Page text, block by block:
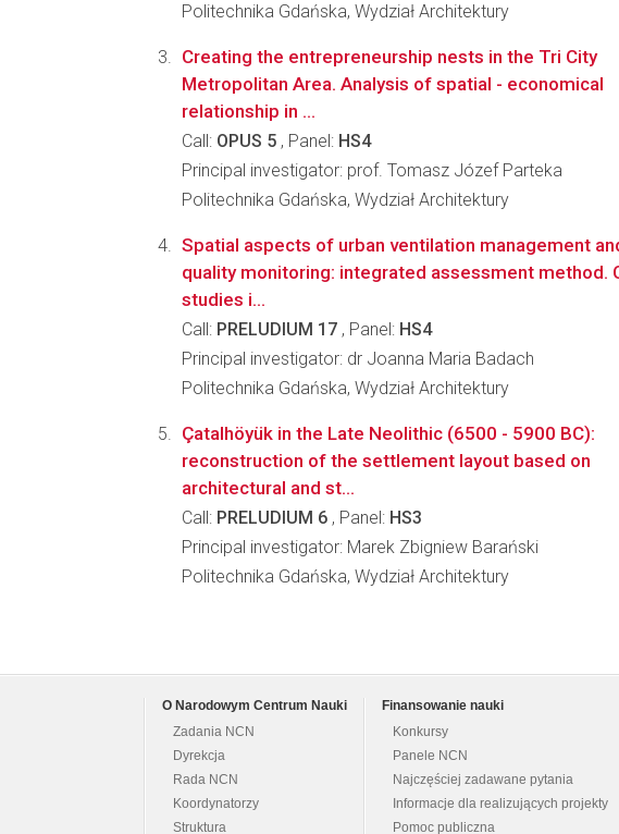
Politechnika Gdańska, Wydział Architektury
Creating the entrepreneurship nests in the Tri City
Metropolitan Area. Analysis of spatial - economical
relationship in ...
Call: OPUS 5 , Panel: HS4
Principal investigator: prof. Tomasz Józef Parteka
Politechnika Gdańska, Wydział Architektury
Spatial aspects of urban ventilation management
quality monitoring: integrated assessment method.
studies i...
Call: PRELUDIUM 17 , Panel: HS4
Principal investigator: dr Joanna Maria Badach
Politechnika Gdańska, Wydział Architektury
Çatalhöyük in the Late Neolithic (6500 - 5900 BC):
reconstruction of the settlement layout based on
architectural and st...
Call: PRELUDIUM 6 , Panel: HS3
Principal investigator: Marek Zbigniew Barański
Politechnika Gdańska, Wydział Architektury
O Narodowym Centrum Nauki
Zadania NCN
Dyrekcja
Rada NCN
Koordynatorzy
Struktura
Finansowanie nauki
Konkursy
Panele NCN
Najczęściej zadawane pytania
Informacje dla realizujących projekty
Pomoc publiczna